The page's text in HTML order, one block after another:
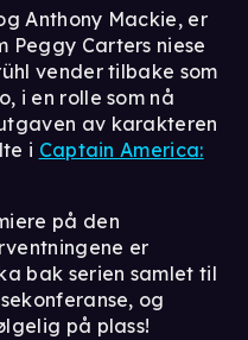
Anthony Mackie, er
Peggy Carters niese
vender tilbake som
i en rolle som nå
av karakteren
i Captain America:
på den
er
bak serien samlet til
og
på plass!